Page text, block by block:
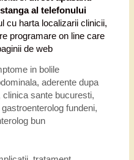
al telefonului
cu harta localizarii clinicii,
programare on line care
de web
in bolile
, aderente dupa
clinica sante bucuresti,
gastroenterolog fundeni,
bun